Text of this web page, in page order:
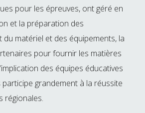
pour les épreuves, ont géré en
et la préparation des
du matériel et des équipements, la
pour fournir les matières
des équipes éducatives
grandement à la réussite
régionales.